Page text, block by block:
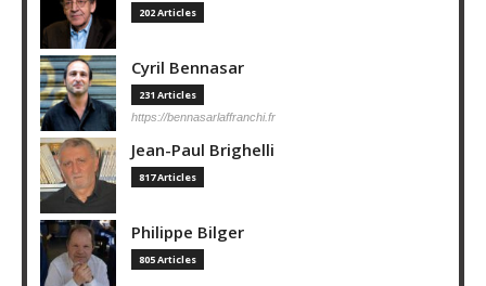
202 Articles
Cyril Bennasar
231 Articles
https://bennasarlaffranchi.fr
Jean-Paul Brighelli
817 Articles
Philippe Bilger
805 Articles